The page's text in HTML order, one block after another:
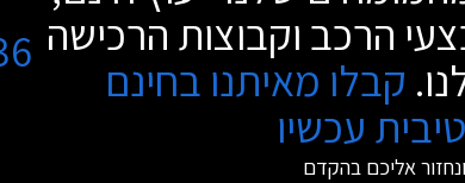
הרכב וקבוצות הרכישה
קבלו מאיתנו בחינם
עכשיו
ונחזור אליכם בהקדם